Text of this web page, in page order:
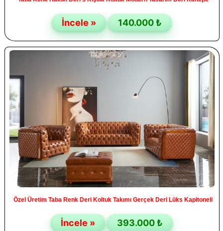
İncele » 140.000 ₺
Özel Üretim Taba Renk Deri Koltuk Takımı Gerçek Deri Lüks Kapitoneli
İncele » 393.000 ₺